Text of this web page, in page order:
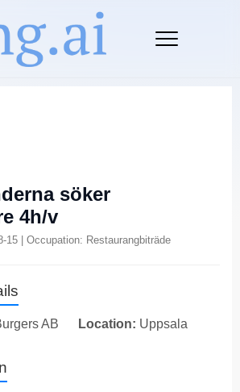
söker
4h/v
15 | Occupation: Restaurangbiträde
AB Location: Uppsala